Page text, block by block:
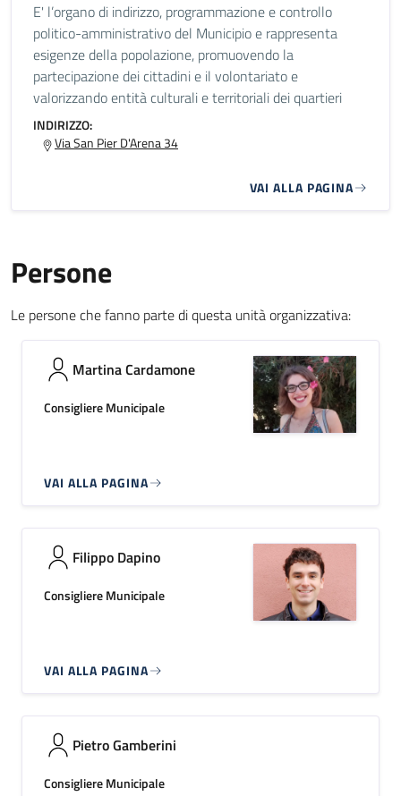
E' l’organo di indirizzo, programmazione e controllo
politico-amministrativo del Municipio e rappresenta
esigenze della popolazione, promuovendo la
partecipazione dei cittadini e il volontariato e
valorizzando entità culturali e territoriali dei quartieri
INDIRIZZO:
Via San Pier D'Arena 34
VAI ALLA PAGINA
Persone
Le persone che fanno parte di questa unità organizzativa:
Martina Cardamone
Consigliere Municipale
VAI ALLA PAGINA
Filippo Dapino
Consigliere Municipale
VAI ALLA PAGINA
Pietro Gamberini
Consigliere Municipale